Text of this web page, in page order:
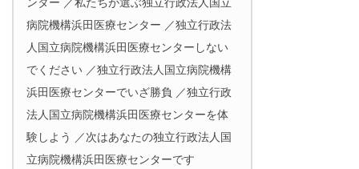
病院機構浜田医療センター ／独立行政法
人国立病院機構浜田医療センターしない
でください ／独立行政法人国立病院機構
浜田医療センターでいざ勝負 ／独立行政
法人国立病院機構浜田医療センターを体
験しよう ／次はあなたの独立行政法人国
立病院機構浜田医療センターです